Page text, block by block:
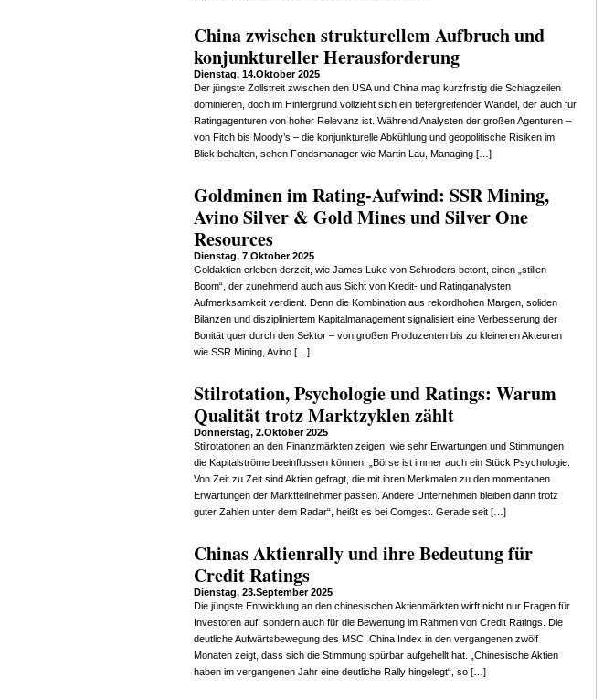
China zwischen strukturellem Aufbruch und
konjunktureller Herausforderung
Dienstag, 14.Oktober 2025
Der jüngste Zollstreit zwischen den USA und China mag kurzfristig die Schlagzeilen
dominieren, doch im Hintergrund vollzieht sich ein tiefergreifender Wandel, der auch für
Ratingagenturen von hoher Relevanz ist. Während Analysten der großen Agenturen –
von Fitch bis Moody’s – die konjunkturelle Abkühlung und geopolitische Risiken im
Blick behalten, sehen Fondsmanager wie Martin Lau, Managing […]
Goldminen im Rating-Aufwind: SSR Mining,
Avino Silver & Gold Mines und Silver One
Resources
Dienstag, 7.Oktober 2025
Goldaktien erleben derzeit, wie James Luke von Schroders betont, einen „stillen
Boom“, der zunehmend auch aus Sicht von Kredit- und Ratinganalysten
Aufmerksamkeit verdient. Denn die Kombination aus rekordhohen Margen, soliden
Bilanzen und diszipliniertem Kapitalmanagement signalisiert eine Verbesserung der
Bonität quer durch den Sektor – von großen Produzenten bis zu kleineren Akteuren
wie SSR Mining, Avino […]
Stilrotation, Psychologie und Ratings: Warum
Qualität trotz Marktzyklen zählt
Donnerstag, 2.Oktober 2025
Stilrotationen an den Finanzmärkten zeigen, wie sehr Erwartungen und Stimmungen
die Kapitalströme beeinflussen können. „Börse ist immer auch ein Stück Psychologie.
Von Zeit zu Zeit sind Aktien gefragt, die mit ihren Merkmalen zu den momentanen
Erwartungen der Marktteilnehmer passen. Andere Unternehmen bleiben dann trotz
guter Zahlen unter dem Radar“, heißt es bei Comgest. Gerade seit […]
Chinas Aktienrally und ihre Bedeutung für
Credit Ratings
Dienstag, 23.September 2025
Die jüngste Entwicklung an den chinesischen Aktienmärkten wirft nicht nur Fragen für
Investoren auf, sondern auch für die Bewertung im Rahmen von Credit Ratings. Die
deutliche Aufwärtsbewegung des MSCI China Index in den vergangenen zwölf
Monaten zeigt, dass sich die Stimmung spürbar aufgehellt hat. „Chinesische Aktien
haben im vergangenen Jahr eine deutliche Rally hingelegt“, so […]